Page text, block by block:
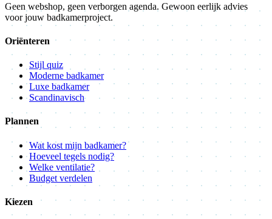
Geen webshop, geen verborgen agenda. Gewoon eerlijk advies
voor jouw badkamerproject.
Oriënteren
Stijl quiz
Moderne badkamer
Luxe badkamer
Scandinavisch
Plannen
Wat kost mijn badkamer?
Hoeveel tegels nodig?
Welke ventilatie?
Budget verdelen
Kiezen